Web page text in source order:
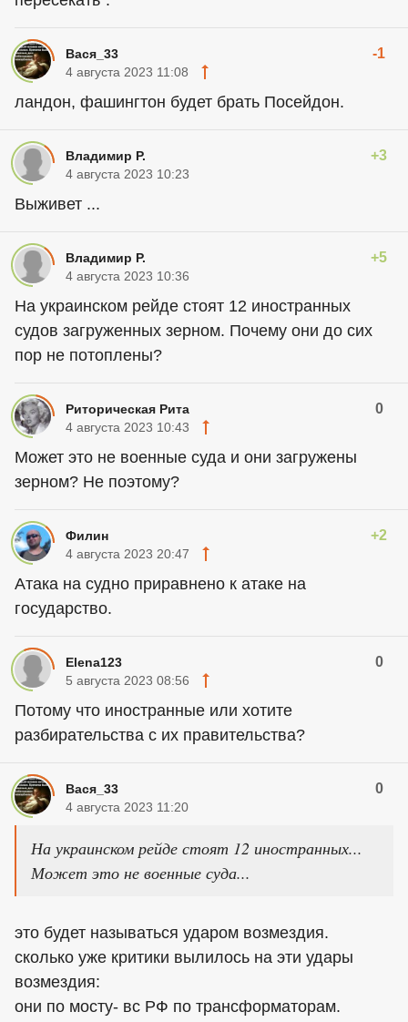
Вася_33 -1
4 августа 2023 11:08
ландон, фашингтон будет брать Посейдон.
Владимир Р. +3
4 августа 2023 10:23
Выживет ...
Владимир Р. +5
4 августа 2023 10:36
На украинском рейде стоят 12 иностранных
судов загруженных зерном. Почему они до сих
пор не потоплены?
Риторическая Рита 0
4 августа 2023 10:43
Может это не военные суда и они загружены
зерном? Не поэтому?
Филин +2
4 августа 2023 20:47
Атака на судно приравнено к атаке на
государство.
Elena123 0
5 августа 2023 08:56
Потому что иностранные или хотите
разбирательства с их правительства?
Вася_33 0
4 августа 2023 11:20
На украинском рейде стоят 12 иностранных...
Может это не военные суда...
это будет называться ударом возмездия.
сколько уже критики вылилось на эти удары
возмездия:
они по мосту- вс РФ по трансформаторам.